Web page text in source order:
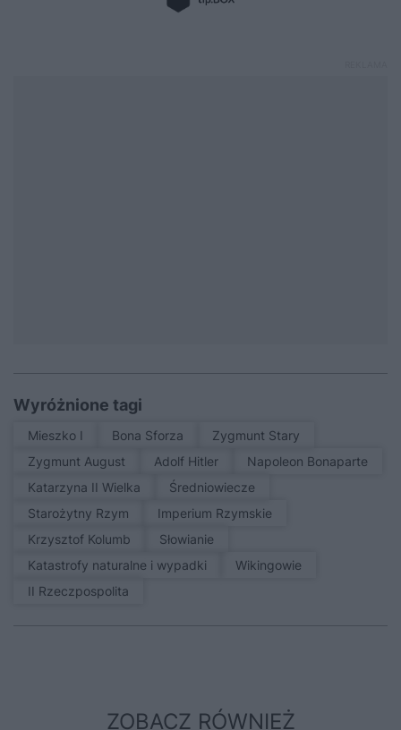
Wyróżnione tagi
Mieszko I Bona Sforza
Zygmunt Stary
Zygmunt August
Adolf Hitler
Napoleon Bonaparte
Katarzyna II Wielka
średniowiecze
Starożytny Rzym
Imperium Rzymskie
Krzysztof Kolumb
Słowianie
Katastrofy naturalne i wypadki
Wikingowie
II Rzeczpospolita
ZOBACZ RÓWNIEŻ